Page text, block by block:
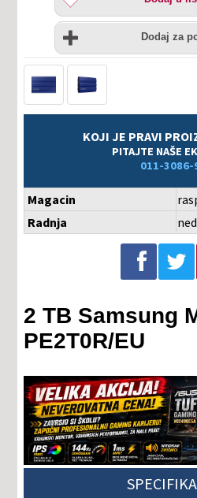
listu
želja
Uporedi
Dodaj za
KOJI JE PRAVI
PITAJTE NAŠE
011-3086-
Magacin
Radnja
Podeli na Facebook-u Podeli na Twitter-u
2 TB Samsung
PE2T0R/EU